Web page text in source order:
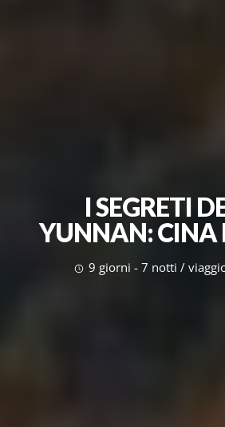
I SEGRETI
YUNNAN: CINA
9 giorni - 7 notti /